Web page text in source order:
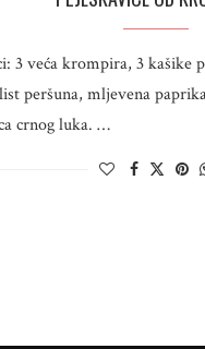
3 veća krompira, 3 kašike
peršuna, mljevena
crnog luka. …